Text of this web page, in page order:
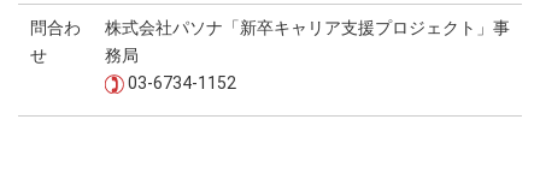
問合わ
せ
株式会社パソナ「新卒キャリア支援プロジェクト」事
務局
03-6734-1152